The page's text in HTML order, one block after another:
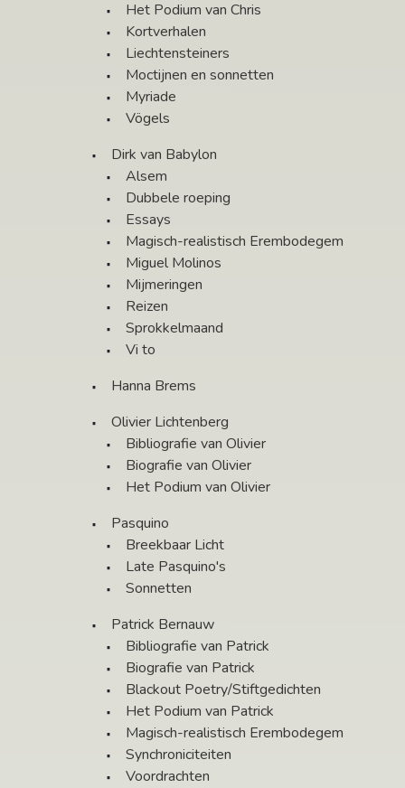
Het Podium van Chris
Kortverhalen
Liechtensteiners
Moctijnen en sonnetten
Myriade
Vögels
Dirk van Babylon
Alsem
Dubbele roeping
Essays
Magisch-realistisch Erembodegem
Miguel Molinos
Mijmeringen
Reizen
Sprokkelmaand
Vi to
Hanna Brems
Olivier Lichtenberg
Bibliografie van Olivier
Biografie van Olivier
Het Podium van Olivier
Pasquino
Breekbaar Licht
Late Pasquino's
Sonnetten
Patrick Bernauw
Bibliografie van Patrick
Biografie van Patrick
Blackout Poetry/Stiftgedichten
Het Podium van Patrick
Magisch-realistisch Erembodegem
Synchroniciteiten
Voordrachten